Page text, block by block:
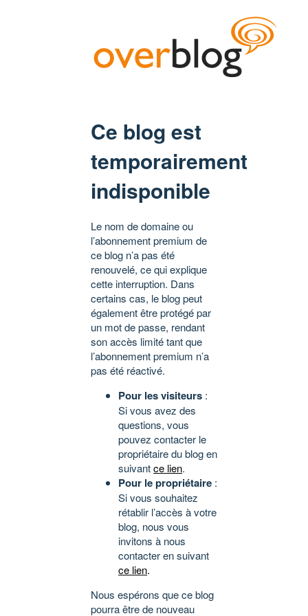
Ce blog est
temporairement
indisponible
Le nom de domaine ou
l’abonnement premium de
ce blog n’a pas été
renouvelé, ce qui explique
cette interruption. Dans
certains cas, le blog peut
également être protégé par
un mot de passe, rendant
son accès limité tant que
l’abonnement premium n’a
pas été réactivé.
Pour les visiteurs :
Si vous avez des
questions, vous
pouvez contacter le
propriétaire du blog en
suivantce lien.
Pour le propriétaire :
Si vous souhaitez
rétablir l’accès à votre
blog, nous vous
invitons à nous
contacter en suivant
ce lien.
Nous espérons que ce blog
pourra être de nouveau